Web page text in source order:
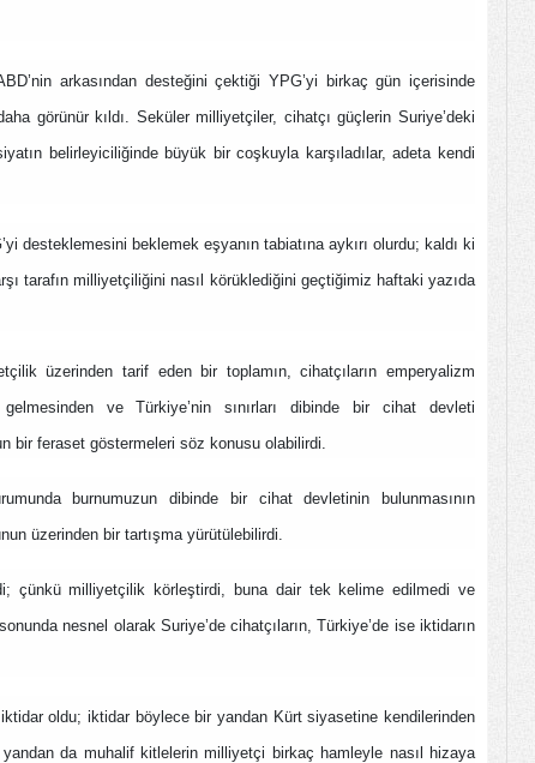
arkasından desteğini çektiği YPG’yi birkaç gün içerisinde
görünür kıldı. Seküler milliyetçiler, cihatçı güçlerin Suriye’deki
belirleyiciliğinde büyük bir coşkuyla karşıladılar, adeta kendi
desteklemesini beklemek eşyanın tabiatına aykırı olurdu; kaldı ki
tarafın milliyetçiliğini nasıl körüklediğini geçtiğimiz haftaki yazıda
üzerinden tarif eden bir toplamın, cihatçıların emperyalizm
ve Türkiye’nin sınırları dibinde bir cihat devleti
bir feraset göstermeleri söz konusu olabilirdi.
burnumuzun dibinde bir cihat devletinin bulunmasının
üzerinden bir tartışma yürütülebilirdi.
çünkü milliyetçilik körleştirdi, buna dair tek kelime edilmedi ve
nesnel olarak Suriye’de cihatçıların, Türkiye’de ise iktidarın
oldu; iktidar böylece bir yandan Kürt siyasetine kendilerinden
yandan da muhalif kitlelerin milliyetçi birkaç hamleyle nasıl hizaya